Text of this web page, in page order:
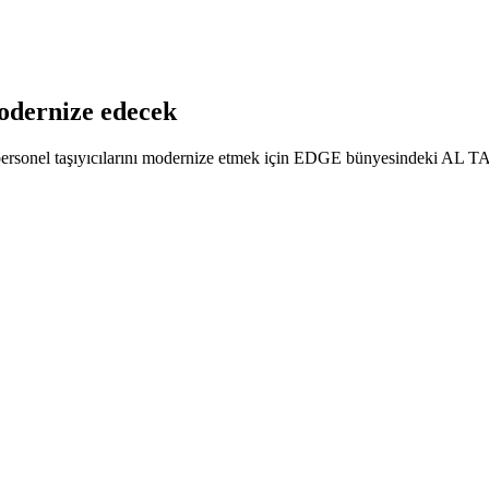
edecek
taşıyıcılarını modernize etmek için EDGE bünyesindeki AL